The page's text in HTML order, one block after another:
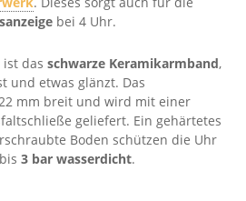
bei 4 Uhr.
ist das schwarze Keramikarmband,
und etwas glänzt. Das
mm breit und wird mit einer
geliefert. Ein gehärtetes
Boden schützen die Uhr
3 bar wasserdicht.